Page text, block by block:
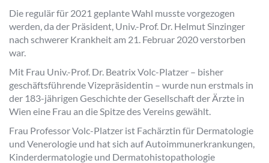
Die regulär für 2021 geplante Wahl musste vorgezogen
werden, da der Präsident, Univ.-Prof. Dr. Helmut Sinzinger
nach schwerer Krankheit am 21. Februar 2020 verstorben
war.
Mit Frau Univ.-Prof. Dr. Beatrix Volc-Platzer – bisher
geschäftsführende Vizepräsidentin – wurde nun erstmals in
der 183-jährigen Geschichte der Gesellschaft der Ärzte in
Wien eine Frau an die Spitze des Vereins gewählt.
Frau Professor Volc-Platzer ist Fachärztin für Dermatologie
und Venerologie und hat sich auf Autoimmunerkrankungen,
Kinderdermatologie und Dermatohistopathologie